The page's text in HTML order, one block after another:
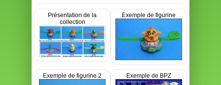
Présentation de la
collection
Exemple de figurine
Exemple de figurine 2 Exemple de BPZ